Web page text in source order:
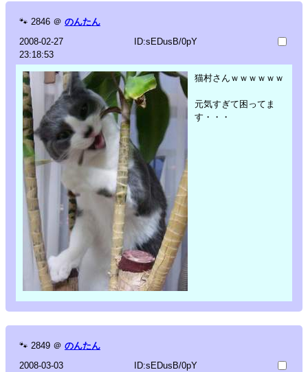
🐾 2846 ＠ のんたん
2008-02-27
23:18:53
ID:sEDusB/0pY
猫村さんｗｗｗｗｗｗ
元気すぎて困ってま
す・・・
🐾 2849 ＠ のんたん
2008-03-03
ID:sEDusB/0pY